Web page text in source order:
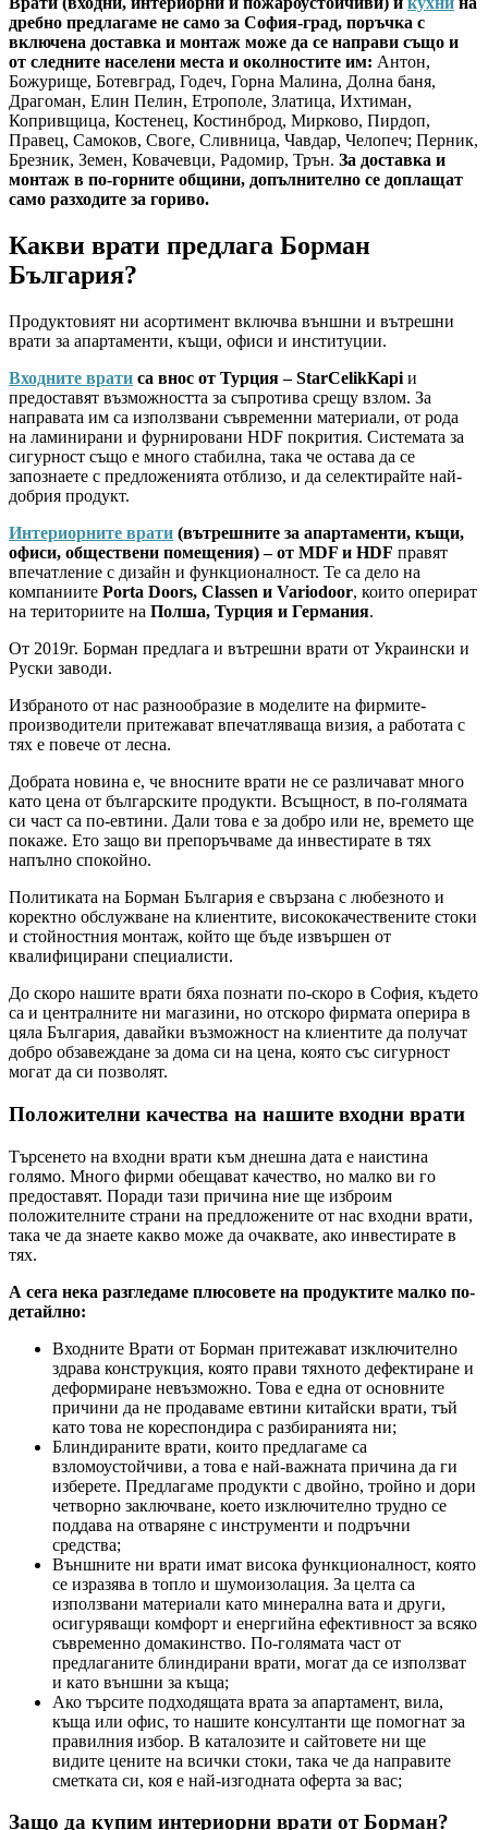
дребно предлагаме не само за София-град, поръчка с
включена доставка и монтаж може да се направи също и
от следните населени места и околностите им: Антон,
Божурище, Ботевград, Годеч, Горна Малина, Долна баня,
Драгоман, Елин Пелин, Етрополе, Златица, Ихтиман,
Копривщица, Костенец, Костинброд, Мирково, Пирдоп,
Правец, Самоков, Своге, Сливница, Чавдар, Челопеч; Перник,
Брезник, Земен, Ковачевци, Радомир, Трън. За доставка и
монтаж в по-горните общини, допълнително се доплащат
само разходите за гориво.
Какви врати предлага Борман
България?
Продуктовият ни асортимент включва външни и вътрешни
врати за апартаменти, къщи, офиси и институции.
Входните врати са внос от Турция – StarCelikKapi и
предоставят възможността за съпротива срещу взлом. За
направата им са използвани съвременни материали, от рода
на ламинирани и фурнировани HDF покрития. Системата за
сигурност също е много стабилна, така че остава да се
запознаете с предложенията отблизо, и да селектирайте най-
добрия продукт.
Интериорните врати (вътрешните за апартаменти, къщи,
офиси, обществени помещения) – от MDF и HDF правят
впечатление с дизайн и функционалност. Те са дело на
компаниите Porta Doors, Classen и Variodoor, които оперират
на териториите на Полша, Турция и Германия.
От 2019г. Борман предлага и вътрешни врати от Украински и
Руски заводи.
Избраното от нас разнообразие в моделите на фирмите-
производители притежават впечатляваща визия, а работата с
тях е повече от лесна.
Добрата новина е, че вносните врати не се различават много
като цена от българските продукти. Всъщност, в по-голямата
си част са по-евтини. Дали това е за добро или не, времето ще
покаже. Ето защо ви препоръчваме да инвестирате в тях
напълно спокойно.
Политиката на Борман България е свързана с любезното и
коректно обслужване на клиентите, висококачествените стоки
и стойностния монтаж, който ще бъде извършен от
квалифицирани специалисти.
До скоро нашите врати бяха познати по-скоро в София, където
са и централните ни магазини, но отскоро фирмата оперира в
цяла България, давайки възможност на клиентите да получат
добро обзавеждане за дома си на цена, която със сигурност
могат да си позволят.
Положителни качества на нашите входни врати
Търсенето на входни врати към днешна дата е наистина
голямо. Много фирми обещават качество, но малко ви го
предоставят. Поради тази причина ние ще изброим
положителните страни на предложените от нас входни врати,
така че да знаете какво може да очаквате, ако инвестирате в
тях.
А сега нека разгледаме плюсовете на продуктите малко по-
детайлно:
Входните Врати от Борман притежават изключително
здрава конструкция, която прави тяхното дефектиране и
деформиране невъзможно. Това е една от основните
причини да не продаваме евтини китайски врати, тъй
като това не кореспондира с разбиранията ни;
Блиндираните врати, които предлагаме са
взломоустойчиви, а това е най-важната причина да ги
изберете. Предлагаме продукти с двойно, тройно и дори
четворно заключване, което изключително трудно се
поддава на отваряне с инструменти и подръчни
средства;
Външните ни врати имат висока функционалност, която
се изразява в топло и шумоизолация. За целта са
използвани материали като минерална вата и други,
осигуряващи комфорт и енергийна ефективност за всяко
съвременно домакинство. По-голямата част от
предлаганите блиндирани врати, могат да се използват
и като външни за къща;
Ако търсите подходящата врата за апартамент, вила,
къща или офис, то нашите консултанти ще помогнат за
правилния избор. В каталозите и сайтовете ни ще
видите цените на всички стоки, така че да направите
сметката си, коя е най-изгодната оферта за вас;
Защо да купим интериорни врати от Борман?